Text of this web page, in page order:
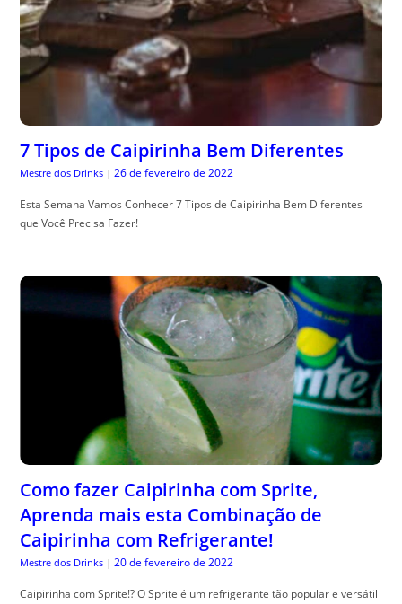
7 Tipos de Caipirinha Bem Diferentes
Mestre dos Drinks | 26 de fevereiro de 2022
Esta Semana Vamos Conhecer 7 Tipos de Caipirinha Bem Diferentes
que Você Precisa Fazer!
Como fazer Caipirinha com Sprite,
Aprenda mais esta Combinação de
Caipirinha com Refrigerante!
Mestre dos Drinks | 20 de fevereiro de 2022
Caipirinha com Sprite!? O Sprite é um refrigerante tão popular e versátil